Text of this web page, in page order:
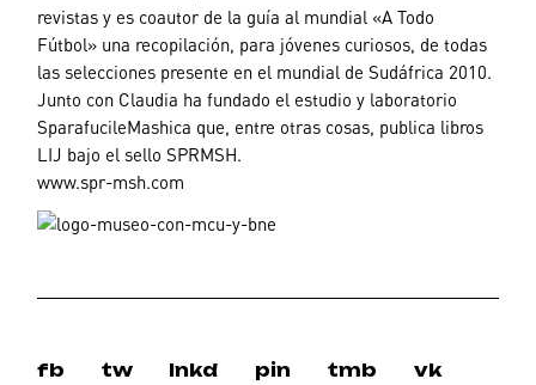
revistas y es coautor de la guía al mundial «A Todo
Fútbol» una recopilación, para jóvenes curiosos, de todas
las selecciones presente en el mundial de Sudáfrica 2010.
Junto con Claudia ha fundado el estudio y laboratorio
SparafucileMashica que, entre otras cosas, publica libros
LIJ bajo el sello SPRMSH.
www.spr-msh.com
fb tw lnkd pin tmb vk